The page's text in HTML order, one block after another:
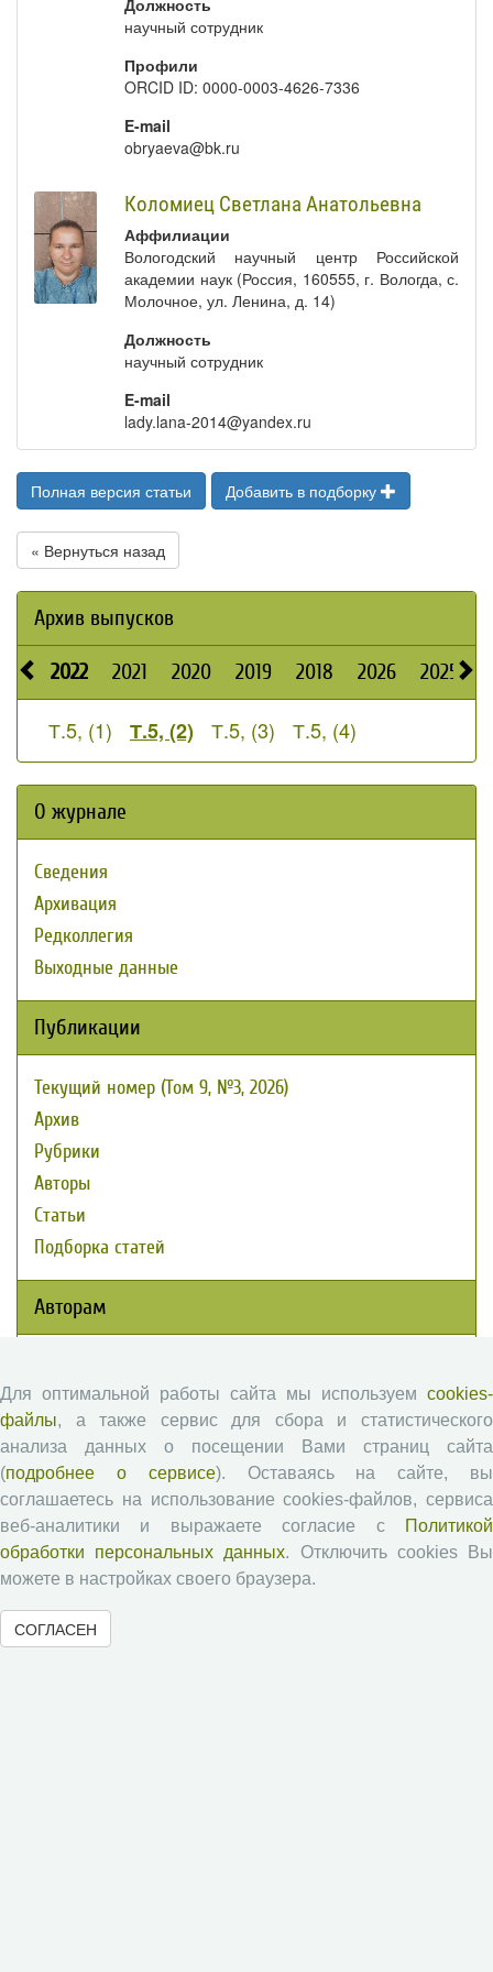
Должность
научный сотрудник
Профили
ORCID ID: 0000-0003-4626-7336
E-mail
obryaeva@bk.ru
Коломиец Светлана Анатольевна
Аффилиации
Вологодский научный центр Российской
академии наук (Россия, 160555, г. Вологда, с.
Молочное, ул. Ленина, д. 14)
Должность
научный сотрудник
E-mail
lady.lana-2014@yandex.ru
Полная версия статьи Добавить в подборку
« Вернуться назад
Архив выпусков
2022 2021 2020 2019 2018 2026 2025
Т.5, (1) Т.5, (2) Т.5, (3) Т.5, (4)
О журнале
Сведения
Архивация
Редколлегия
Выходные данные
Публикации
Текущий номер (Том 9, №3, 2026)
Архив
Рубрики
Авторы
Статьи
Подборка статей
Авторам
Типовой лицензионный договор
Публикационная этика
Согласие на обработку персональных данных
Авторские права
Рецензентам
Памятка рецензенту
Положение о рецензировании
Для оптимальной работы сайта мы используем cookies-
файлы, а также сервис для сбора и статистического
анализа данных о посещении Вами страниц сайта
(подробнее о сервисе). Оставаясь на сайте, вы
соглашаетесь на использование cookies-файлов, сервиса
веб-аналитики и выражаете согласие с
Политикой
обработки персональных данных. Отключить cookies Вы
можете в настройках своего браузера.
СОГЛАСЕН